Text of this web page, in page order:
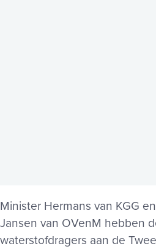
Minister Hermans van KGG
Jansen van OVenM hebben
waterstofdragers aan de